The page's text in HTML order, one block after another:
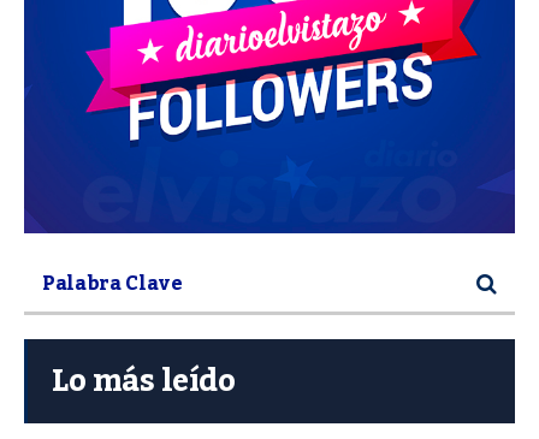
Lo más leído